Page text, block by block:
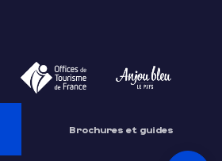
par email
Brochures et guides